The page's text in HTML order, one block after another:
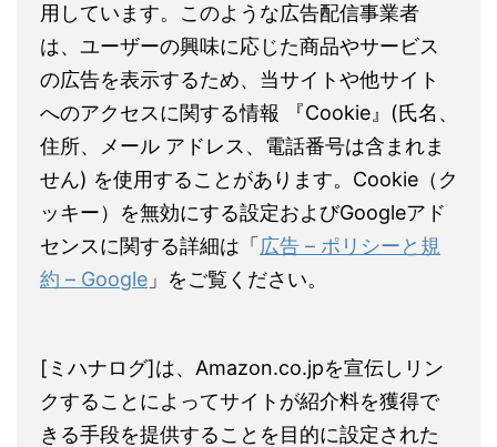
用しています。このような広告配信事業者
は、ユーザーの興味に応じた商品やサービス
の広告を表示するため、当サイトや他サイト
へのアクセスに関する情報 『Cookie』(氏名、
住所、メール アドレス、電話番号は含まれま
せん) を使用することがあります。Cookie（ク
ッキー）を無効にする設定およびGoogleアド
センスに関する詳細は「 広告 – ポリシーと規
約 – Google 」をご覧ください。
[ミハナログ]は、Amazon.co.jpを宣伝しリン
クすることによってサイトが紹介料を獲得で
きる手段を提供することを目的に設定された